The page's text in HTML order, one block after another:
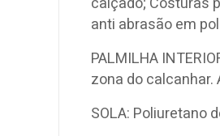
anti abrasão em
PALMILHA
zona do
SOLA: Poliuretano